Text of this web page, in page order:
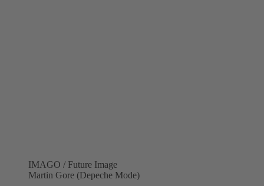
IMAGO / Future Image
Martin Gore (Depeche Mode)